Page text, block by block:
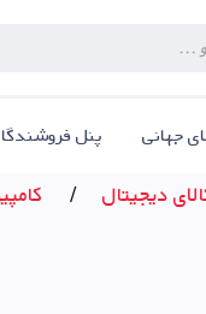
جهانی پنل
دیجیتال /